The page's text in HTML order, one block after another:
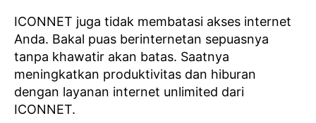
ICONNET juga tidak membatasi akses internet
Anda. Bakal puas berinternetan sepuasnya
tanpa khawatir akan batas. Saatnya
meningkatkan produktivitas dan hiburan
dengan layanan internet unlimited dari
ICONNET.